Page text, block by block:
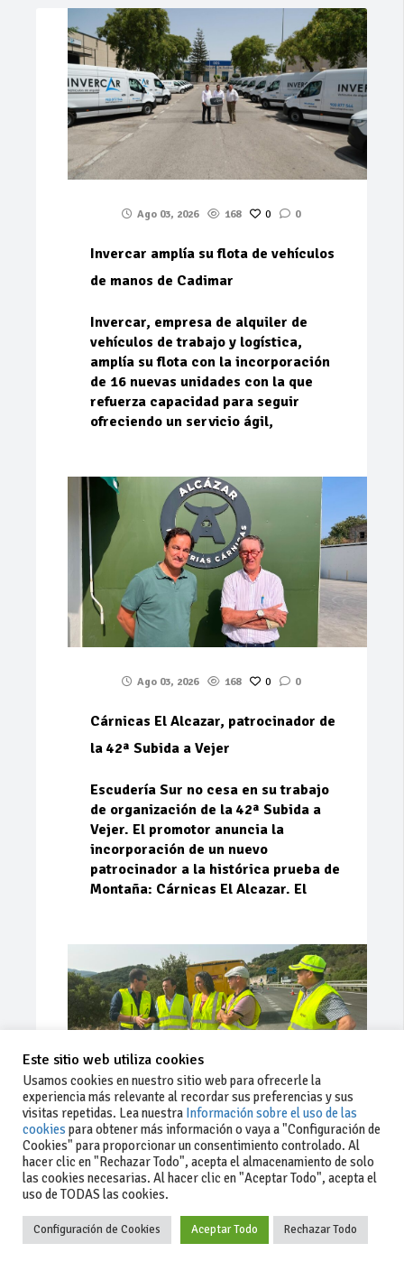
Ago 03, 2026 168 0 0
Invercar amplía su flota de vehículos
de manos de Cadimar
Invercar, empresa de alquiler de
vehículos de trabajo y logística,
amplía su flota con la incorporación
de 16 nuevas unidades con la que
refuerza capacidad para seguir
ofreciendo un servicio ágil,
Ago 03, 2026 168 0 0
Cárnicas El Alcazar, patrocinador de
la 42ª Subida a Vejer
Escudería Sur no cesa en su trabajo
de organización de la 42ª Subida a
Vejer. El promotor anuncia la
incorporación de un nuevo
patrocinador a la histórica prueba de
Montaña: Cárnicas El Alcazar. El
Ago 03, 2026 88 0 0
La Junta implementa mejoras en la
A381 por Los Barrios
Este sitio web utiliza cookies
Usamos cookies en nuestro sitio web para ofrecerle la
experiencia más relevante al recordar sus preferencias y sus
visitas repetidas. Lea nuestra Información sobre el uso de las
cookies para obtener más información o vaya a "Configuración de
Cookies" para proporcionar un consentimiento controlado. Al
hacer clic en "Rechazar Todo", acepta el almacenamiento de solo
las cookies necesarias. Al hacer clic en "Aceptar Todo", acepta el
uso de TODAS las cookies.
Configuración de Cookies Aceptar Todo Rechazar Todo